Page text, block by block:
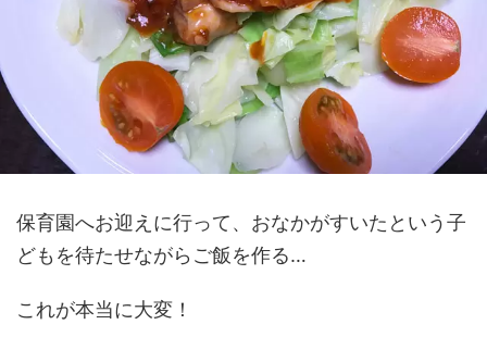
保育園へお迎えに行って、おなかがすいたという子
どもを待たせながらご飯を作る…
これが本当に大変！